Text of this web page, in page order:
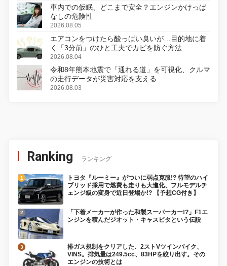
車内での仮眠、どこまで安全？エンジンかけっぱ
なしの危険性
2026.08.05
エアコンをつけたら酸っぱい臭いが…目的地に着
く「3分前」のひと工夫でカビを防ぐ方法
2026.08.04
令和8年熊本地震で「通れる道」を可視化、クルマ
の走行データが災害対応を支える
2026.08.03
Ranking ランキング
トヨタ『ルーミー』がついに弱点克服!? 待望のハイ
ブリッド採用で燃費も走りも大進化、フルモデルチ
ェンジ級の変身で近日登場か!? 【予想CG付き】
「下着メーカーが作った和製スーパーカー!?」F1エ
ンジンを積んだジオット・キャスピタという伝説
排ガス規制をクリアした、2ストVツインバイク、
VINS。排気量は249.5cc、83HPを絞り出す。その
エンジンの技術とは